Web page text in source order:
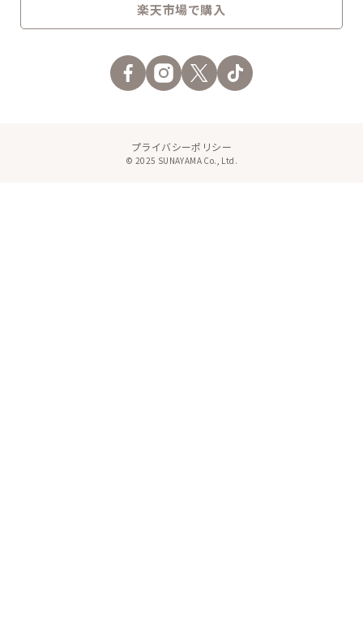
楽天市場で購入
© 2025 SUNAYAMA Co., Ltd.
プライバシーポリシー